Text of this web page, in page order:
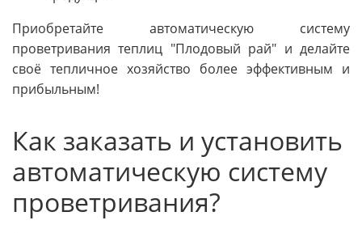
Приобретайте автоматическую систему
проветривания теплиц "Плодовый рай" и делайте
своё тепличное хозяйство более эффективным и
прибыльным!
Как заказать и установить
автоматическую систему
проветривания?